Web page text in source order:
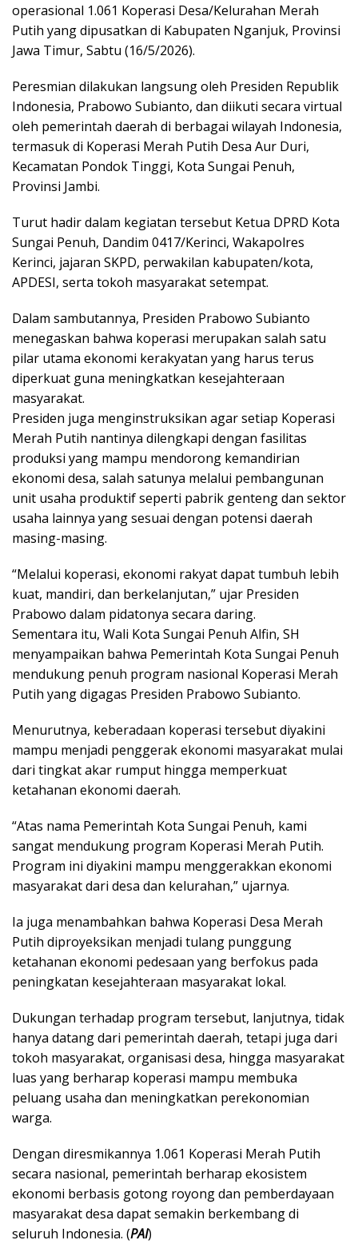
operasional 1.061 Koperasi Desa/Kelurahan Merah
Putih yang dipusatkan di Kabupaten Nganjuk, Provinsi
Jawa Timur, Sabtu (16/5/2026).
Peresmian dilakukan langsung oleh Presiden Republik
Indonesia, Prabowo Subianto, dan diikuti secara virtual
oleh pemerintah daerah di berbagai wilayah Indonesia,
termasuk di Koperasi Merah Putih Desa Aur Duri,
Kecamatan Pondok Tinggi, Kota Sungai Penuh,
Provinsi Jambi.
Turut hadir dalam kegiatan tersebut Ketua DPRD Kota
Sungai Penuh, Dandim 0417/Kerinci, Wakapolres
Kerinci, jajaran SKPD, perwakilan kabupaten/kota,
APDESI, serta tokoh masyarakat setempat.
Dalam sambutannya, Presiden Prabowo Subianto
menegaskan bahwa koperasi merupakan salah satu
pilar utama ekonomi kerakyatan yang harus terus
diperkuat guna meningkatkan kesejahteraan
masyarakat.
Presiden juga menginstruksikan agar setiap Koperasi
Merah Putih nantinya dilengkapi dengan fasilitas
produksi yang mampu mendorong kemandirian
ekonomi desa, salah satunya melalui pembangunan
unit usaha produktif seperti pabrik genteng dan sektor
usaha lainnya yang sesuai dengan potensi daerah
masing-masing.
“Melalui koperasi, ekonomi rakyat dapat tumbuh lebih
kuat, mandiri, dan berkelanjutan,” ujar Presiden
Prabowo dalam pidatonya secara daring.
Sementara itu, Wali Kota Sungai Penuh Alfin, SH
menyampaikan bahwa Pemerintah Kota Sungai Penuh
mendukung penuh program nasional Koperasi Merah
Putih yang digagas Presiden Prabowo Subianto.
Menurutnya, keberadaan koperasi tersebut diyakini
mampu menjadi penggerak ekonomi masyarakat mulai
dari tingkat akar rumput hingga memperkuat
ketahanan ekonomi daerah.
“Atas nama Pemerintah Kota Sungai Penuh, kami
sangat mendukung program Koperasi Merah Putih.
Program ini diyakini mampu menggerakkan ekonomi
masyarakat dari desa dan kelurahan,” ujarnya.
Ia juga menambahkan bahwa Koperasi Desa Merah
Putih diproyeksikan menjadi tulang punggung
ketahanan ekonomi pedesaan yang berfokus pada
peningkatan kesejahteraan masyarakat lokal.
Dukungan terhadap program tersebut, lanjutnya, tidak
hanya datang dari pemerintah daerah, tetapi juga dari
tokoh masyarakat, organisasi desa, hingga masyarakat
luas yang berharap koperasi mampu membuka
peluang usaha dan meningkatkan perekonomian
warga.
Dengan diresmikannya 1.061 Koperasi Merah Putih
secara nasional, pemerintah berharap ekosistem
ekonomi berbasis gotong royong dan pemberdayaan
masyarakat desa dapat semakin berkembang di
seluruh Indonesia. (PAI)